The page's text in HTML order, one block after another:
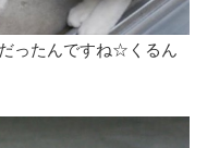
ったんですね☆くるん